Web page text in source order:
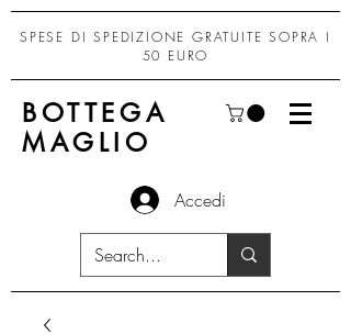
SPESE DI SPEDIZIONE GRATUITE SOPRA I
50 EURO
BOTTEGA
MAGLIO
Accedi